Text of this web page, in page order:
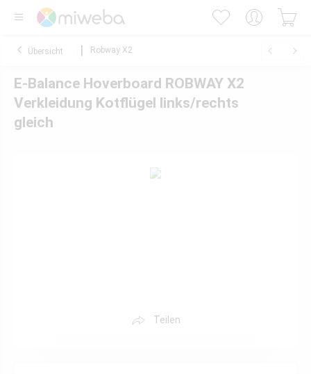
Übersicht Robway X2
E-Balance Hoverboard ROBWAY X2
Verkleidung Kotflügel links/rechts
gleich
Teilen